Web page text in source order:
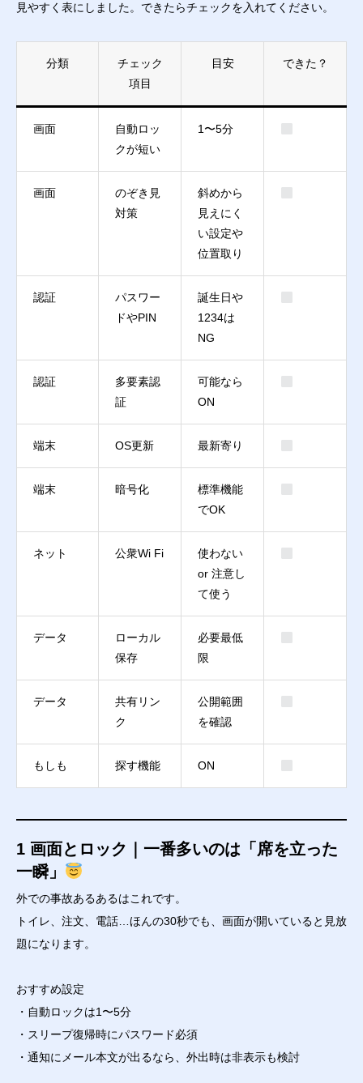
見やすく表にしました。できたらチェックを入れてください。
分類
チェック
項目
目安 できた？
画面
自動ロッ
クが短い
1〜5分
画面
のぞき見
対策
斜めから
見えにく
い設定や
位置取り
認証
パスワー
ドやPIN
誕生日や
1234は
NG
認証
多要素認
証
可能なら
ON
端末 OS更新 最新寄り
端末 暗号化
標準機能
でOK
ネット 公衆Wi Fi
使わない
or 注意し
て使う
データ
ローカル
保存
必要最低
限
データ
共有リン
ク
公開範囲
を確認
もしも 探す機能 ON
1 画面とロック｜一番多いのは「席を立った
一瞬」
外での事故あるあるはこれです。
トイレ、注文、電話…ほんの30秒でも、画面が開いていると見放
題になります。
おすすめ設定
・自動ロックは1〜5分
・スリープ復帰時にパスワード必須
・通知にメール本文が出るなら、外出時は非表示も検討